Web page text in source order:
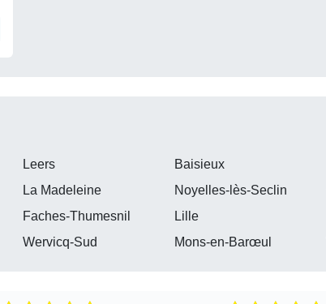
Leers Baisieux
La Madeleine Noyelles-lès-Seclin
Faches-Thumesnil Lille
Wervicq-Sud Mons-en-Barœul